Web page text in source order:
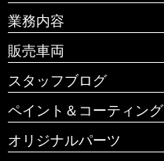
業務内容
販売車両
スタッフブログ
ペイント＆コーティング
オリジナルパーツ